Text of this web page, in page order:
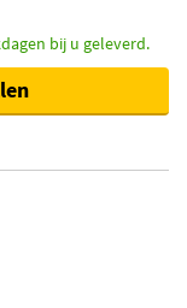
bij u geleverd.